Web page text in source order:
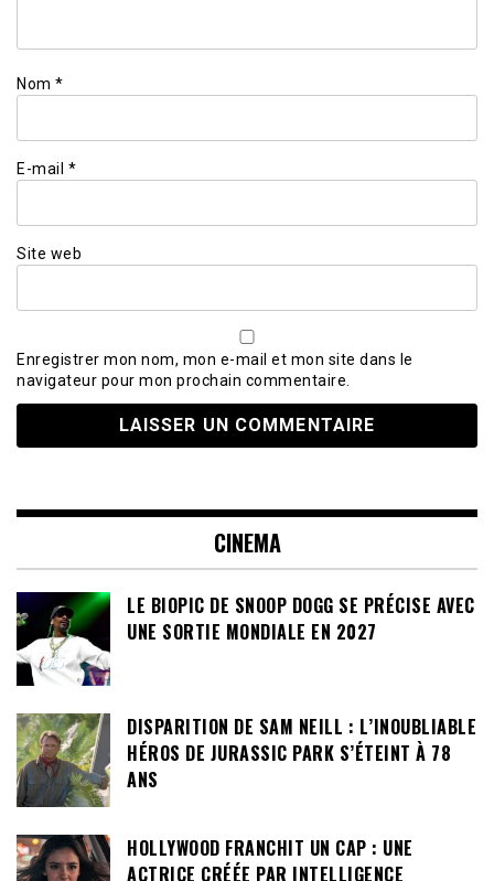
Nom *
E-mail *
Site web
Enregistrer mon nom, mon e-mail et mon site dans le
navigateur pour mon prochain commentaire.
CINEMA
LE BIOPIC DE SNOOP DOGG SE PRÉCISE AVEC
UNE SORTIE MONDIALE EN 2027
DISPARITION DE SAM NEILL : L’INOUBLIABLE
HÉROS DE JURASSIC PARK S’ÉTEINT À 78
ANS
HOLLYWOOD FRANCHIT UN CAP : UNE
ACTRICE CRÉÉE PAR INTELLIGENCE